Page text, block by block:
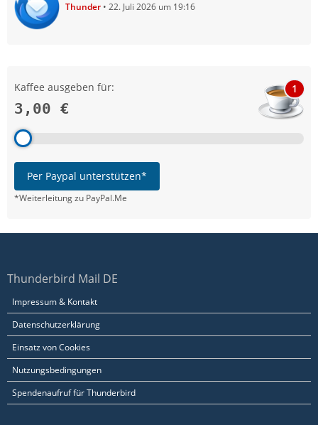
Thunder 22. Juli 2026 um 19:16
Kaffee ausgeben für:
3,00 €
1
Per Paypal unterstützen*
*Weiterleitung zu PayPal.Me
Thunderbird Mail DE
Impressum & Kontakt
Datenschutzerklärung
Einsatz von Cookies
Nutzungsbedingungen
Spendenaufruf für Thunderbird